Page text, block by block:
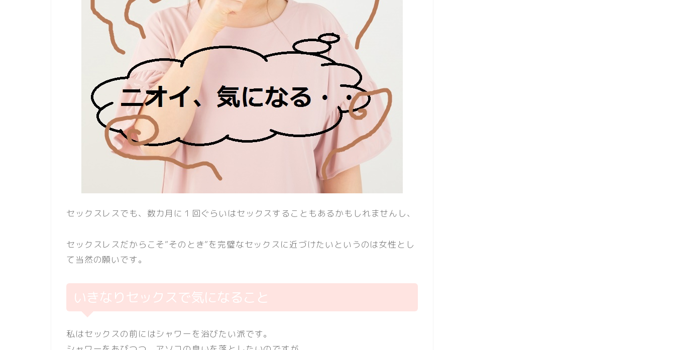
セックスレスでも、数カ月に１回ぐらいはセックスすることもあるかもしれませんし、
セックスレスだからこそ”そのとき”を完璧なセックスに近づけたいというのは女性とし
て当然の願いです。
いきなりセックスで気になること
私はセックスの前にはシャワーを浴びたい派です。